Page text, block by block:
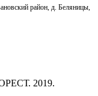
район, д. Беляницы,
2019.